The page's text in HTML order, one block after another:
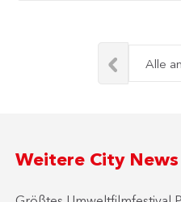
Alle
Weitere City News